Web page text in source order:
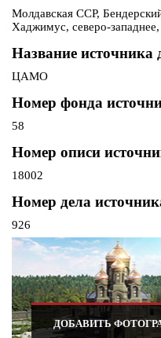
Молдавская ССР,
Хаджимус, северо-
Название источника
ЦАМО
Номер фонда
58
Номер описи
18002
Номер дела
926
ДОБАВИТЬ